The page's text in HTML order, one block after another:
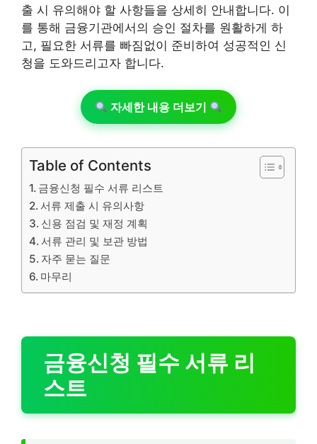
출 시 유의해야 할 사항들을 상세히 안내합니다. 이
를 통해 금융기관에서의 승인 절차를 원활하게 하
고, 필요한 서류를 빠짐없이 준비하여 성공적인 신
청을 도와드리고자 합니다.
자세한 내용 더보기
Table of Contents
금융신청 필수 서류 리스트
서류 제출 시 유의사항
신용 점검 및 재정 계획
서류 관리 및 보관 방법
자주 묻는 질문
마무리
금융신청 필수 서류 리
스트